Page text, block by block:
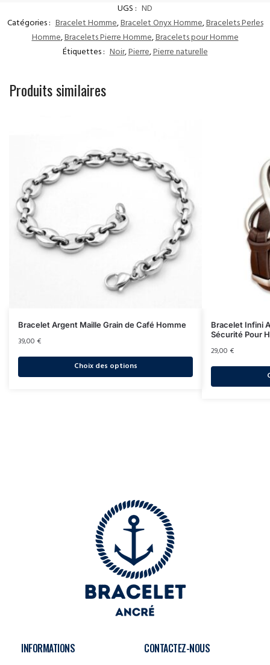
UGS : ND
Catégories : Bracelet Homme,Bracelet Onyx Homme,Bracelets Perles
Homme,Bracelets Pierre Homme,Bracelets pour Homme
Étiquettes : Noir,Pierre,Pierre naturelle
Produits similaires
Bracelet Argent Maille Grain de Café Homme
39,00 €
Choix des options
Bracelet Infini
Sécurité Pour
29,00 €
INFORMATIONS CONTACTEZ-NOUS